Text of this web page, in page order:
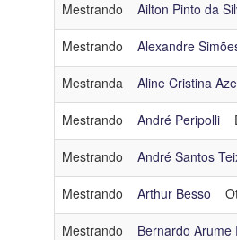
Nome
Linha
de
Pesquisa
Ingresso
Mestrando Ailton Pinto da
Mestrando Alexandre
Mestranda Aline Cristina
Mestrando André Peripolli
Mestrando André Santos
Mestrando Arthur Besso
Mestrando Bernardo Arume